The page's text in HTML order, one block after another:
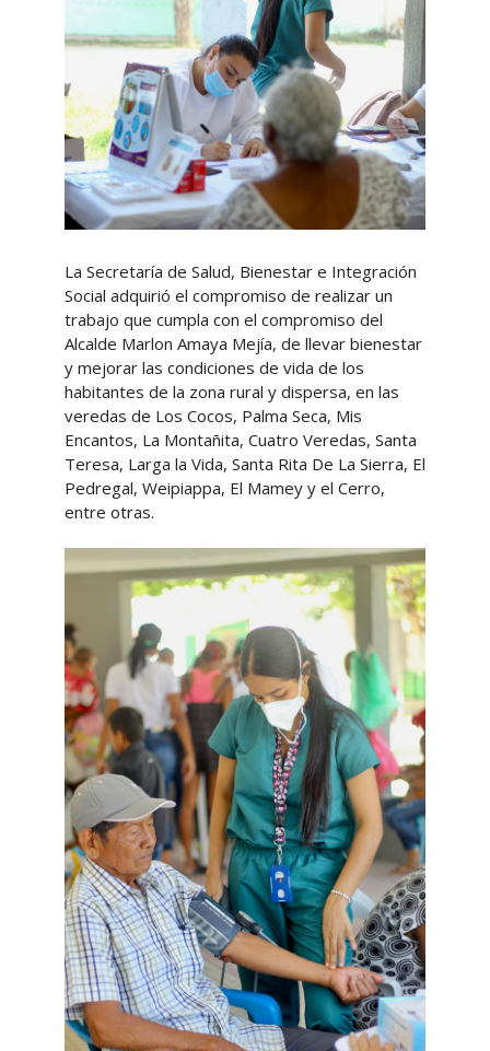
La Secretaría de Salud, Bienestar e Integración
Social adquirió el compromiso de realizar un
trabajo que cumpla con el compromiso del
Alcalde Marlon Amaya Mejía, de llevar bienestar
y mejorar las condiciones de vida de los
habitantes de la zona rural y dispersa, en las
veredas de Los Cocos, Palma Seca, Mis
Encantos, La Montañita, Cuatro Veredas, Santa
Teresa, Larga la Vida, Santa Rita De La Sierra, El
Pedregal, Weipiappa, El Mamey y el Cerro,
entre otras.